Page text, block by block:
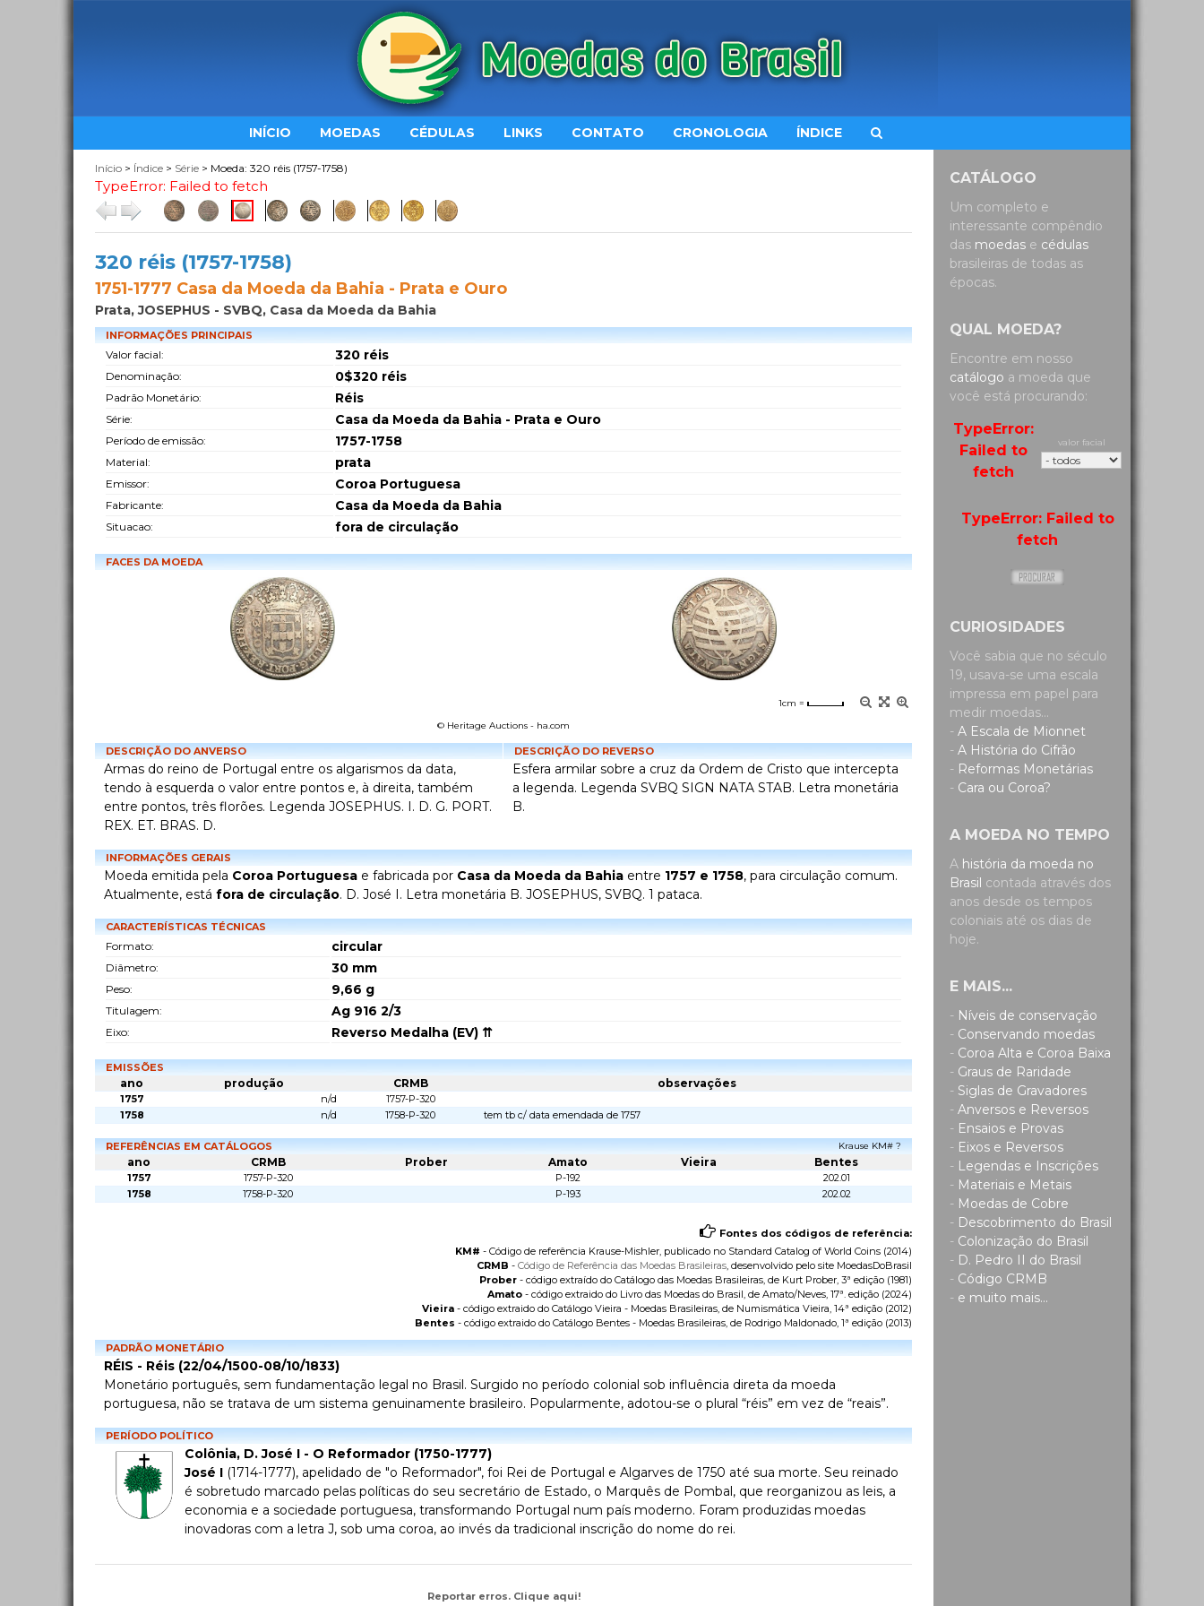
INÍCIO MOEDAS CÉDULAS LINKS CONTATO CRONOLOGIA ÍNDICE
CATÁLOGO
Um completo e
interessante compêndio
das moedas e cédulas
brasileiras de todas as
épocas.
QUAL MOEDA?
Encontre em nosso
catálogo a moeda que
você está procurando:
TypeError:
Failed to
fetch
valor facial
TypeError: Failed to
fetch
CURIOSIDADES
Você sabia que no século
19, usava-se uma escala
impressa em papel para
medir moedas...
- A Escala de Mionnet
- A História do Cifrão
- Reformas Monetárias
- Cara ou Coroa?
A MOEDA NO TEMPO
A história da moeda no
Brasil contada através dos
anos desde os tempos
coloniais até os dias de
hoje.
E MAIS...
- Níveis de conservação
- Conservando moedas
- Coroa Alta e Coroa Baixa
- Graus de Raridade
- Siglas de Gravadores
- Anversos e Reversos
- Ensaios e Provas
- Eixos e Reversos
- Legendas e Inscrições
- Materiais e Metais
- Moedas de Cobre
- Descobrimento do Brasil
- Colonização do Brasil
- D. Pedro II do Brasil
- Código CRMB
- e muito mais...
Início > Índice > Série > Moeda: 320 réis (1757-1758)
TypeError: Failed to fetch
320 réis (1757-1758)
1751-1777 Casa da Moeda da Bahia - Prata e Ouro
Prata, JOSEPHUS - SVBQ, Casa da Moeda da Bahia
INFORMAÇÕES PRINCIPAIS
Valor facial: 320 réis
Denominação: 0$320 réis
Padrão Monetário: Réis
Série: Casa da Moeda da Bahia - Prata e Ouro
Período de emissão: 1757-1758
Material: prata
Emissor: Coroa Portuguesa
Fabricante: Casa da Moeda da Bahia
Situacao: fora de circulação
FACES DA MOEDA
1cm =
© Heritage Auctions - ha.com
DESCRIÇÃO DO ANVERSO
Armas do reino de Portugal entre os algarismos da data,
tendo à esquerda o valor entre pontos e, à direita, também
entre pontos, três florões. Legenda JOSEPHUS. I. D. G. PORT.
REX. ET. BRAS. D.
DESCRIÇÃO DO REVERSO
Esfera armilar sobre a cruz da Ordem de Cristo que intercepta
a legenda. Legenda SVBQ SIGN NATA STAB. Letra monetária
B.
INFORMAÇÕES GERAIS
Moeda emitida pela Coroa Portuguesa e fabricada por Casa da Moeda da Bahia entre 1757 e 1758, para circulação comum.
Atualmente, está fora de circulação. D. José I. Letra monetária B. JOSEPHUS, SVBQ. 1 pataca.
CARACTERÍSTICAS TÉCNICAS
Formato: circular
Diâmetro: 30 mm
Peso: 9,66 g
Titulagem: Ag 916 2/3
Eixo: Reverso Medalha (EV) ⇈
EMISSÕES
ano produção CRMB observações
1757 n/d
1757-P-320
1758
n/d 1758-P-320 tem tb c/ data emendada de 1757
REFERÊNCIAS EM CATÁLOGOS Krause KM# ?
ano CRMB Prober Amato Vieira Bentes
1757 1757-P-320 P-192
202.01
1758
1758-P-320 P-193 202.02
Fontes dos códigos de referência:
KM# - Código de referência Krause-Mishler, publicado no Standard Catalog of World Coins (2014)
CRMB - Código de Referência das Moedas Brasileiras, desenvolvido pelo site MoedasDoBrasil
Prober - código extraído do Catálogo das Moedas Brasileiras, de Kurt Prober, 3ª edição (1981)
Amato - código extraido do Livro das Moedas do Brasil, de Amato/Neves, 17ª. edição (2024)
Vieira - código extraido do Catálogo Vieira - Moedas Brasileiras, de Numismática Vieira, 14ª edição (2012)
Bentes - código extraido do Catálogo Bentes - Moedas Brasileiras, de Rodrigo Maldonado, 1ª edição (2013)
PADRÃO MONETÁRIO
RÉIS - Réis (22/04/1500-08/10/1833)
Monetário português, sem fundamentação legal no Brasil. Surgido no período colonial sob influência direta da moeda
portuguesa, não se tratava de um sistema genuinamente brasileiro. Popularmente, adotou-se o plural “réis” em vez de “reais”.
PERÍODO POLÍTICO
Colônia, D. José I - O Reformador (1750-1777)
José I (1714-1777), apelidado de "o Reformador", foi Rei de Portugal e Algarves de 1750 até sua morte. Seu reinado
é sobretudo marcado pelas políticas do seu secretário de Estado, o Marquês de Pombal, que reorganizou as leis, a
economia e a sociedade portuguesa, transformando Portugal num país moderno. Foram produzidas moedas
inovadoras com a letra J, sob uma coroa, ao invés da tradicional inscrição do nome do rei.
Reportar erros. Clique aqui!